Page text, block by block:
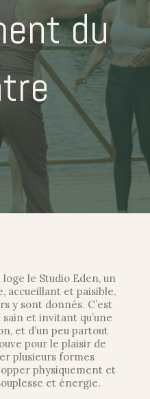
du
le Studio Eden, un
accueillant et paisible,
y sont donnés. C’est
et invitant qu’une
et d’un peu partout
pour le plaisir de
plusieurs formes
physiquement et
et énergie.